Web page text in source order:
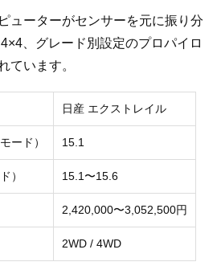
ューターがセンサーを元に振り分
、グレード別設定のプロパイロ
ています。
日産 エクストレイル
モード） 15.1
） 15.1〜15.6
2,420,000〜3,052,500円
2WD / 4WD